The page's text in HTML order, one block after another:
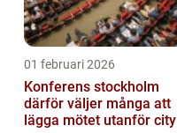
01 februari 2026
Konferens stockholm
därför väljer många att
lägga mötet utanför city